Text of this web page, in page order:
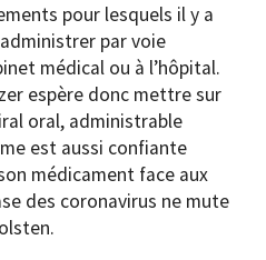
pour lesquels il y a
par voie
médical ou à l’hôpital.
espère donc mettre sur
oral, administrable
est aussi confiante
médicament face aux
des coronavirus ne mute